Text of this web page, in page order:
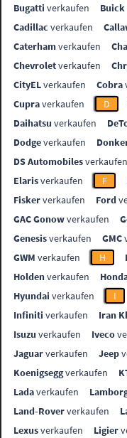
Bugatti verkaufen Buick
Cadillac verkaufen
Caterhamverkaufen
Chevroletverkaufen
CityELverkaufen Cobra
Cupraverkaufen D
Daihatsu verkaufen
Dodgeverkaufen
DS Automobilesverkaufen
Elarisverkaufen F
Fiskerverkaufen Ford
GAC Gonowverkaufen
Genesisverkaufen GMC
GWM verkaufen H
Holdenverkaufen
Hyundai verkaufen I
Infiniti verkaufen Iran
Isuzu verkaufen Iveco
Jaguarverkaufen Jeep
Koenigseggverkaufen
Ladaverkaufen
Land-Roververkaufen
Lexusverkaufen Ligier